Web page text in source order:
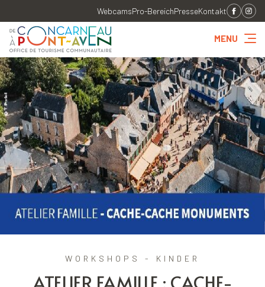
WebcamsPro-BereichPresseKontakt
MENU
WORKSHOPS - KINDER
ATELIER FAMILLE : CACHE-